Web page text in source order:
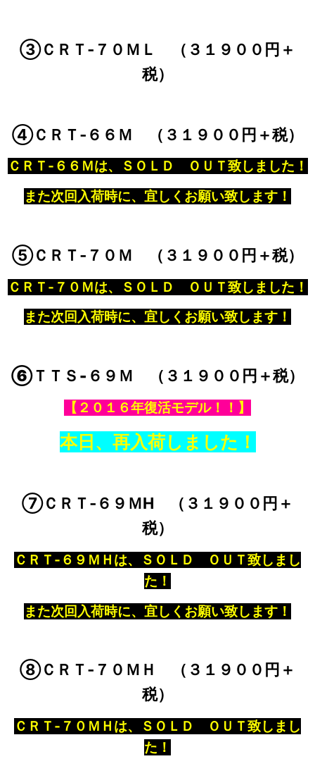
③ＣＲＴ‐７０ＭＬ （３１９００円＋
税）
④ＣＲＴ‐６６Ｍ （ ３１９００円＋税）
ＣＲＴ‐６６ Ｍは、ＳＯＬＤ ＯＵＴ致しました！
また次回入荷時に、宜しくお願い致します！
⑤ＣＲＴ‐７０Ｍ （３１９００円＋税）
ＣＲＴ‐７０ Ｍは、ＳＯＬＤ ＯＵＴ致しました！
また次回入荷時に、宜しくお願い致します！
⑥ＴＴＳ‐６９Ｍ （３１９００円＋税）
【２０１６年復活モデル！！】
本日、再入荷しました！
⑦ＣＲＴ‐６９ＭH （３１９００円＋
税）
ＣＲＴ‐６９ＭＨは、ＳＯＬＤ ＯＵＴ致しまし
た！
また次回入荷時に、宜しくお願い致します！
⑧ＣＲＴ‐７０ＭＨ （３１９００円＋
税）
ＣＲＴ‐７０ＭＨは、ＳＯＬＤ ＯＵＴ致しまし
た！